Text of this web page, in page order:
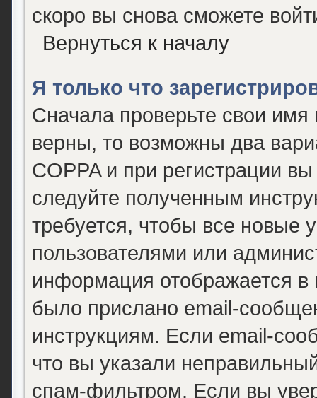
скоро вы снова сможете
Вернуться к началу
Я только что
Сначала проверьте свои
верны, то возможны два
COPPA и при регистрации
следуйте полученным
требуется, чтобы все новые
пользователями или
информация отображается в
было прислано email-
инструкциям. Если email-
что вы указали
спам-фильтром. Если вы